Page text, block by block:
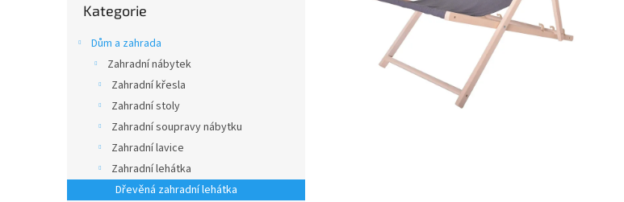
kategorie
Kategorie
Dům a zahrada
Zahradní nábytek
Zahradní křesla
Zahradní stoly
Zahradní soupravy nábytku
Zahradní lavice
Zahradní lehátka
Dřevěná zahradní lehátka